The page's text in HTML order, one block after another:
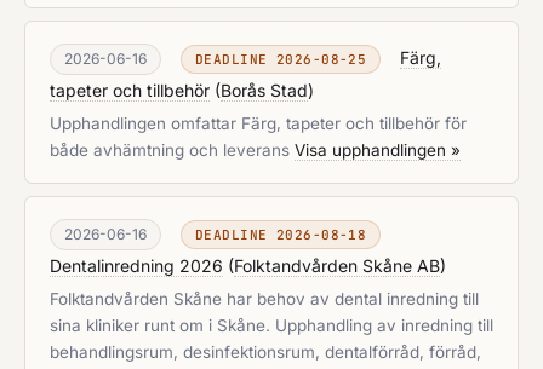
2026-06-16 DEADLINE 2026-08-25
Färg,
tapeter och tillbehör (Borås Stad)
Upphandlingen omfattar Färg, tapeter och tillbehör för
både avhämtning och leverans Visa upphandlingen »
2026-06-16 DEADLINE 2026-08-18
Dentalinredning 2026 (Folktandvården Skåne AB)
Folktandvården Skåne har behov av dental inredning till
sina kliniker runt om i Skåne. Upphandling av inredning till
behandlingsrum, desinfektionsrum, dentalförråd, förråd,